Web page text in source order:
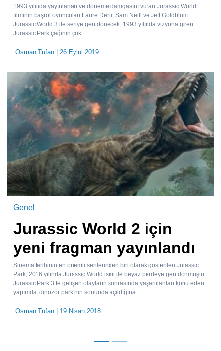
1993 yılında yayınlanan ve döneme damgasını vuran Jurassic World
filminin başrol oyuncuları Laure Dern, Sam Neill ve Jeff Goldblum
Jurassic World 3 ile seriye geri dönecek. 1993 yılında vizyona giren
Jurassic Park çağının çok...
Osman Tufan | 26 Eylül 2019
Genel
Jurassic World 2 için
yeni fragman yayınlandı
Sinema tarihinin en önemli serilerinden biri olarak gösterilen Jurassic
Park, 2016 yılında Jurassic World ismi ile beyaz perdeye geri dönmüştü.
Jurassic Park 3’te gelişen olayların sonrasında yaşanılanları konu eden
yapımda, dinozor parkının sonunda açıldığına...
Osman Tufan | 19 Nisan 2018